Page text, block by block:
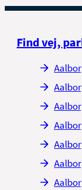
Find vej,